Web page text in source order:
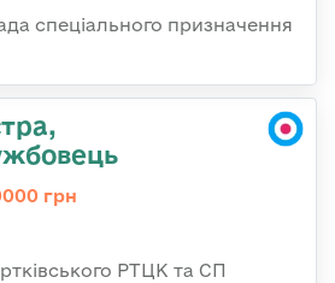
спеціального призначення
грн
РТЦК та СП